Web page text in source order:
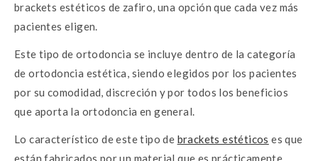
brackets estéticos de zafiro, una opción que cada vez más
pacientes eligen.
Este tipo de ortodoncia se incluye dentro de la categoría
de ortodoncia estética, siendo elegidos por los pacientes
por su comodidad, discreción y por todos los beneficios
que aporta la ortodoncia en general.
Lo característico de este tipo de brackets estéticos es que
están fabricados por un material que es prácticamente